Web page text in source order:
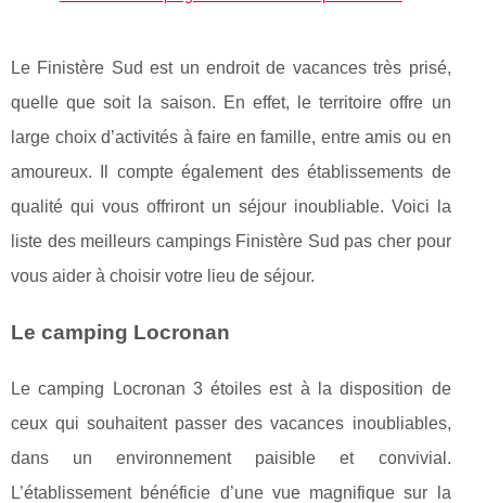
Le Finistère Sud est un endroit de vacances très prisé,
quelle que soit la saison. En effet, le territoire offre un
large choix d’activités à faire en famille, entre amis ou en
amoureux. Il compte également des établissements de
qualité qui vous offriront un séjour inoubliable. Voici la
liste des meilleurs campings Finistère Sud pas cher pour
vous aider à choisir votre lieu de séjour.
Le camping Locronan
Le camping Locronan 3 étoiles est à la disposition de
ceux qui souhaitent passer des vacances inoubliables,
dans un environnement paisible et convivial.
L’établissement bénéficie d’une vue magnifique sur la